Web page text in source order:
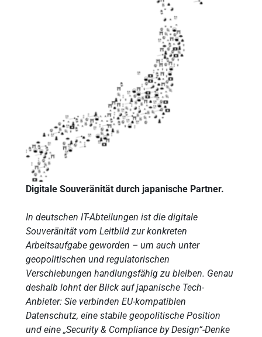
Digitale Souveränität durch japanische Partner.
In deutschen IT-Abteilungen ist die digitale
Souveränität vom Leitbild zur konkreten
Arbeitsaufgabe geworden – um auch unter
geopolitischen und regulatorischen
Verschiebungen handlungsfähig zu bleiben. Genau
deshalb lohnt der Blick auf japanische Tech-
Anbieter: Sie verbinden EU-kompatiblen
Datenschutz, eine stabile geopolitische Position
und eine „Security & Compliance by Design“-Denke